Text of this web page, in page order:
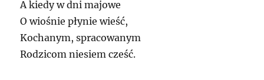
A kiedy w dni majowe
O wiośnie płynie wieść,
Kochanym, spracowanym
Rodzicom niesiem cześć.